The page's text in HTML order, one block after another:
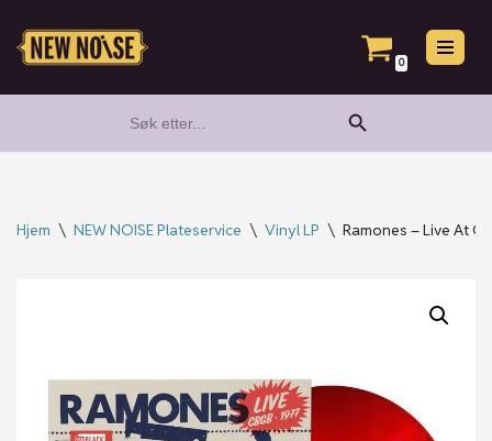
Hopp
0
for:
Search Button
Hjem \ NEW NOISE Plateservice \ Vinyl LP \ Ramones – Live At